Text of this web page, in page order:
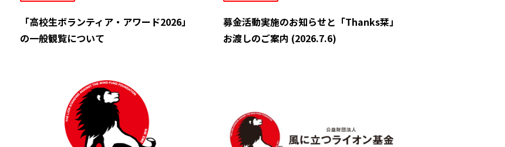
「高校生ボランティア・アワード2026」
の一般観覧について
募金活動実施のお知らせと「Thanks栞」
お渡しのご案内 (2026.7.6)